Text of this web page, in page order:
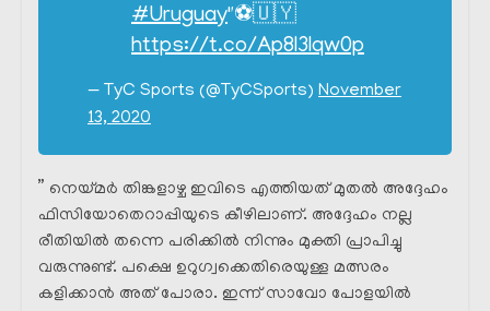
#Uruguay"⚽️🇺🇾
https://t.co/Ap8l3Iqw0p
— TyC Sports (@TyCSports) November
13, 2020
” നെയ്മർ തിങ്കളാഴ്ച ഇവിടെ എത്തിയത് മുതൽ അദ്ദേഹം
ഫിസിയോതെറാപ്പിയുടെ കീഴിലാണ്. അദ്ദേഹം നല്ല
രീതിയിൽ തന്നെ പരിക്കിൽ നിന്നും മുക്തി പ്രാപിച്ചു
വരുന്നുണ്ട്. പക്ഷെ ഉറുഗ്വക്കെതിരെയുള്ള മത്സരം
കളിക്കാൻ അത് പോരാ. ഇന്ന് സാവോ പോളയിൽ